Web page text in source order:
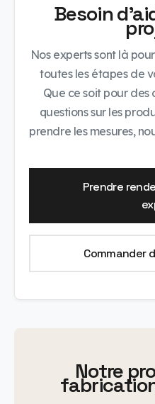
Besoin
Nos experts sont là
toutes les étapes de
Que ce soit pour des
questions sur les
prendre les mesures,
Prendre
Commander
Notre